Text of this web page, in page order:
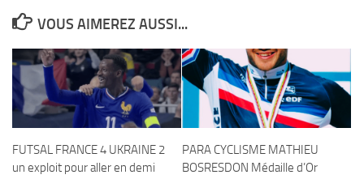
VOUS AIMEREZ AUSSI...
FUTSAL FRANCE 4 UKRAINE 2
un exploit pour aller en demi
PARA CYCLISME MATHIEU
BOSRESDON Médaille d’Or